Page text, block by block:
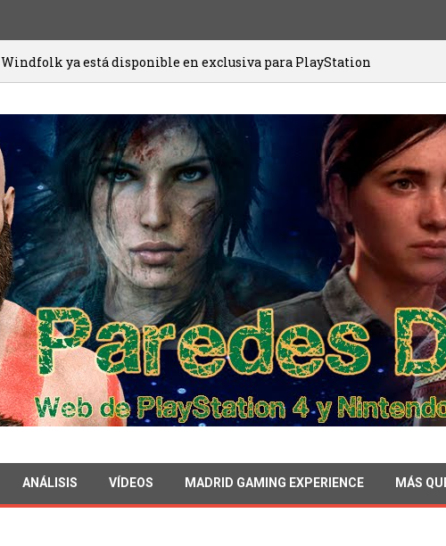
disponible en exclusiva para PlayStation 20/01/2021
ANÁLISIS VÍDEOS MADRID GAMING EXPERIENCE MÁS